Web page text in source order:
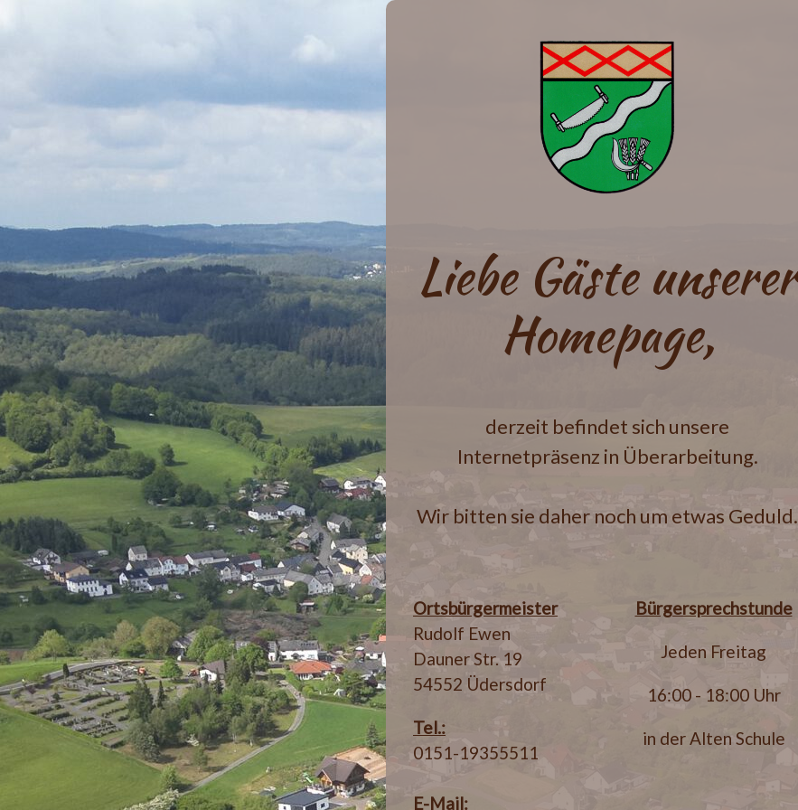
Liebe Gäste unserer
Homepage,
derzeit befindet sich unsere
Internetpräsenz in Überarbeitung.
Wir bitten sie daher noch um etwas Geduld.
Ortsbürgermeister
Rudolf Ewen
Dauner Str. 19
54552 Üdersdorf
Tel.:
0151-19355511
E-Mail:
Bürgersprechstunde
Jeden Freitag
16:00 - 18:00 Uhr
in der Alten Schule